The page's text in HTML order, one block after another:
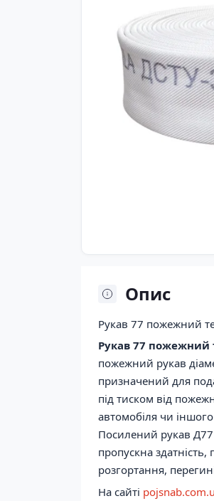
Опис
Рукав 77 пожежний
Рукав 77 пожежний
пожежний рукав
призначений для
під тиском від
автомобіля чи
Посилений рукав Д77
пропускна здатність,
розгортання,
На сайті